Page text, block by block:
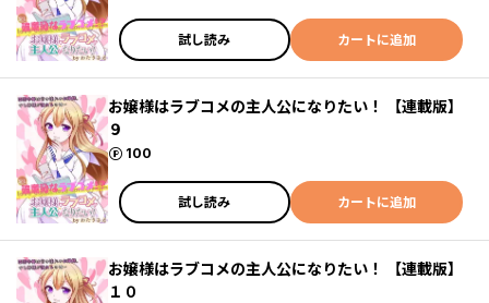
試し読み カートに追加
お嬢様はラブコメの主人公になりたい！ 【連載版】
９
100
ポイント
試し読み カートに追加
お嬢様はラブコメの主人公になりたい！ 【連載版】
１０